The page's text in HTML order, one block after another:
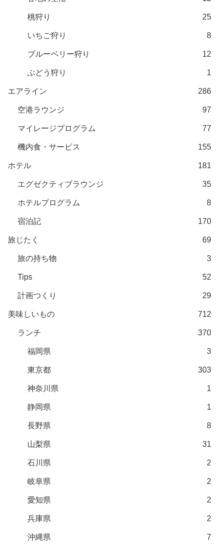
桃狩り 25
いちご狩り 8
ブルーベリー狩り 12
ぶどう狩り 1
エアライン 286
空港ラウンジ 97
マイレージプログラム 77
機内食・サービス 155
ホテル 181
エグゼクティブラウンジ 35
ホテルプログラム 8
宿泊記 170
旅じたく 69
旅の持ち物 3
Tips 52
計画つくり 29
美味しいもの 712
ランチ 370
福岡県 3
東京都 303
神奈川県 1
静岡県 1
長野県 8
山梨県 31
石川県 2
岐阜県 2
愛知県 2
兵庫県 2
沖縄県 7